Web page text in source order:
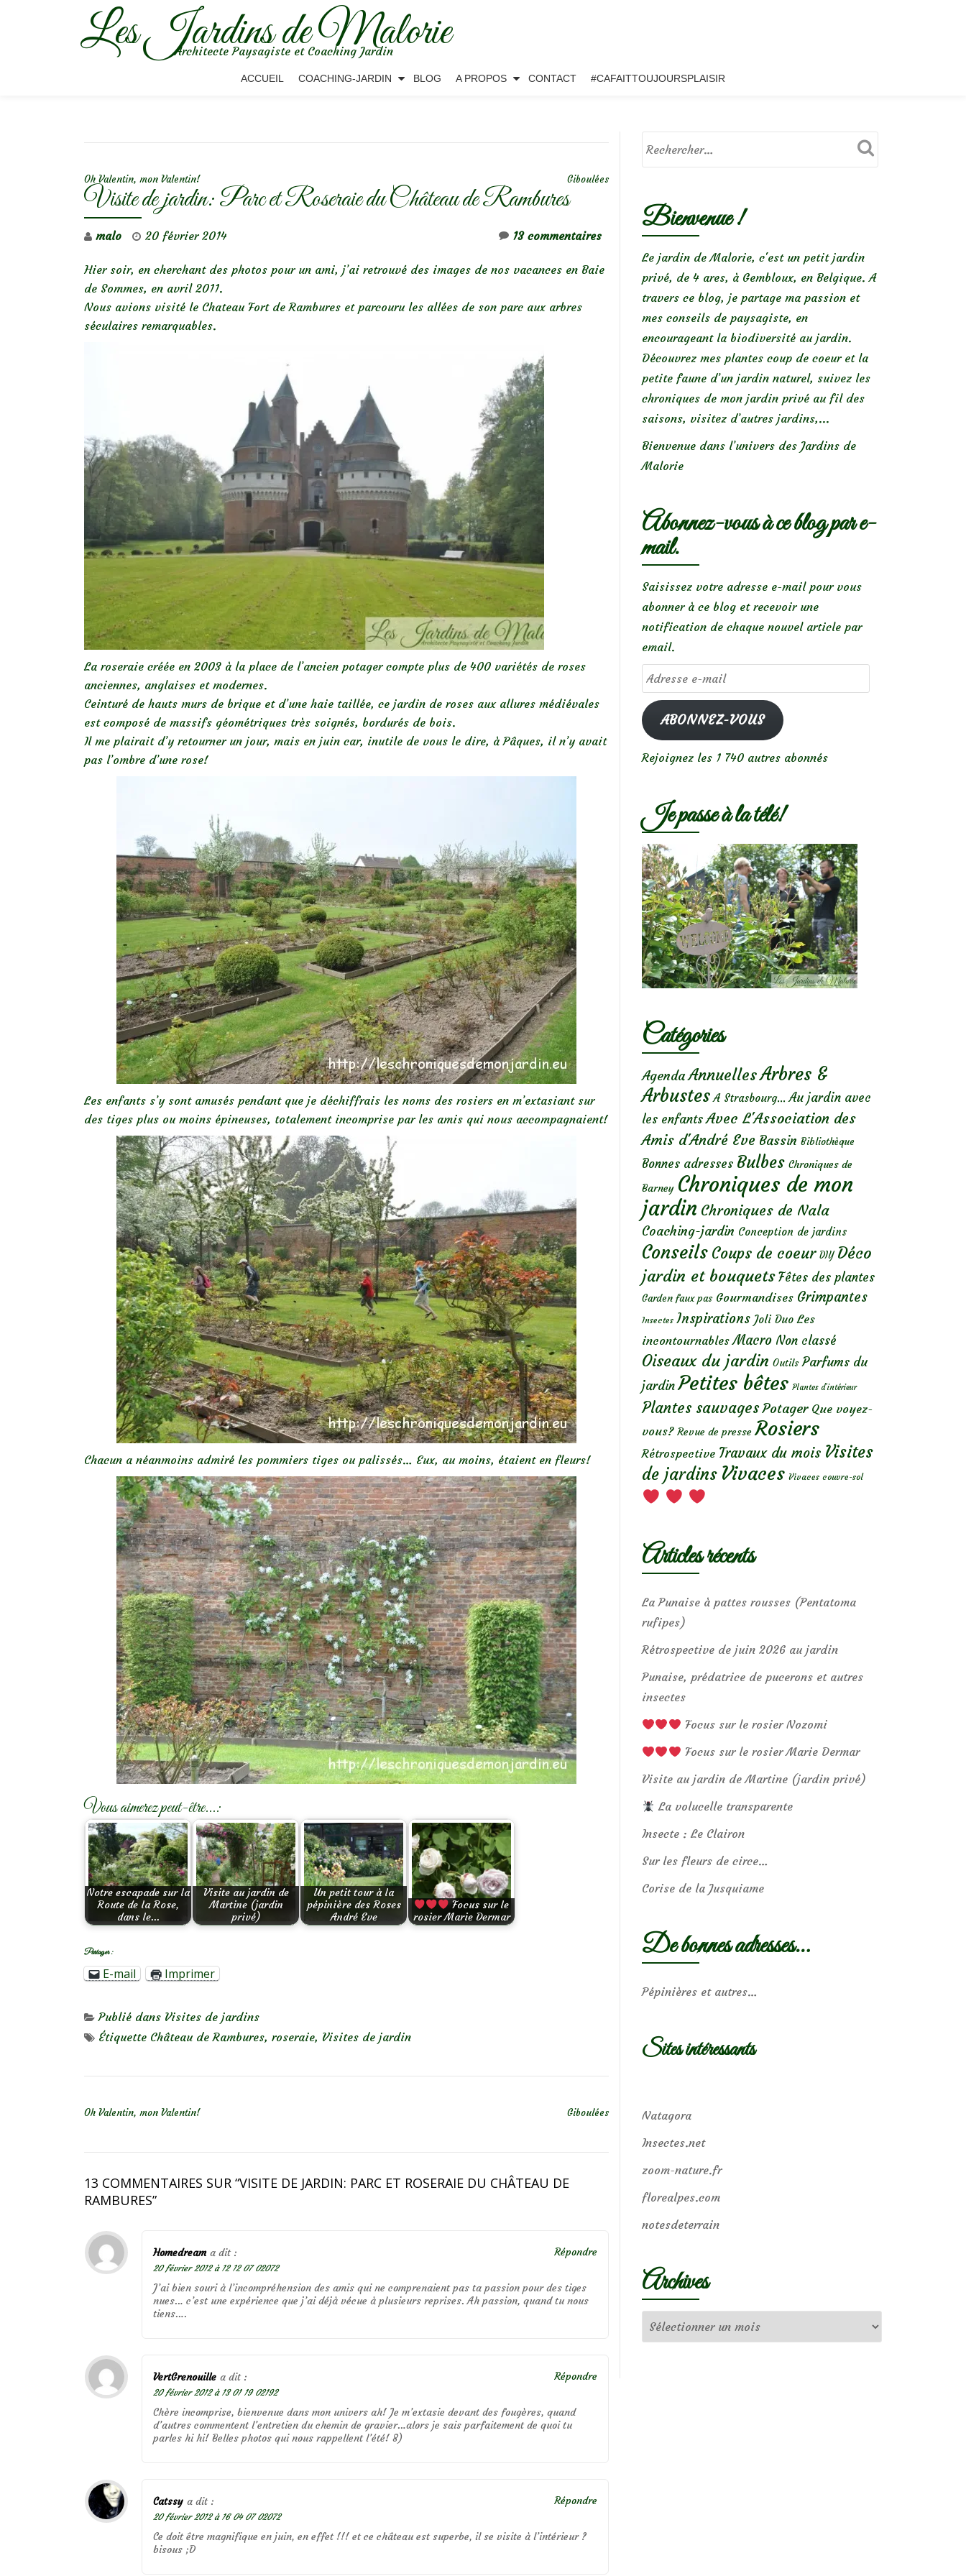
Les Jardins de Malorie
Architecte Paysagiste et Coaching Jardin
ACCUEIL COACHING-JARDIN BLOG A PROPOS CONTACT #CAFAITTOUJOURSPLAISIR
Oh Valentin, mon Valentin! Giboulées
Visite de jardin: Parc et Roseraie du Château de Rambures
malo 20 février 2014 13 commentaires
Hier soir, en cherchant des photos pour un ami, j’ai retrouvé des images de nos vacances en Baie
de Sommes, en avril 2011.
Nous avions visité le Chateau Fort de Rambures et parcouru les allées de son parc aux arbres
séculaires remarquables.
La roseraie créée en 2003 à la place de l’ancien potager compte plus de 400 variétés de roses
anciennes, anglaises et modernes.
Ceinturé de hauts murs de brique et d’une haie taillée, ce jardin de roses aux allures médiévales
est composé de massifs géométriques très soignés, bordurés de bois.
Il me plairait d’y retourner un jour, mais en juin car, inutile de vous le dire, à Pâques, il n’y avait
pas l’ombre d’une rose!
Les enfants s’y sont amusés pendant que je déchiffrais les noms des rosiers en m’extasiant sur
des tiges plus ou moins épineuses, totalement incomprise par les amis qui nous accompagnaient!
Chacun a néanmoins admiré les pommiers tiges ou palissés… Eux, au moins, étaient en fleurs!
Vous aimerez peut-être...:
Notre escapade sur la
Route de la Rose,
dans le…
Visite au jardin de
Martine (jardin
privé)
Un petit tour à la
pépinière des Roses
André Eve
Focus sur le
rosier Marie Dermar
Partager :
E-mail Imprimer
Publié dans Visites de jardins
Étiquette Château de Rambures, roseraie, Visites de jardin
Oh Valentin, mon Valentin! Giboulées
13 COMMENTAIRES SUR “VISITE DE JARDIN: PARC ET ROSERAIE DU CHÂTEAU DE
RAMBURES”
Homedream a dit :
20 février 2012 à 12 12 07 02072
J’ai bien souri à l’incompréhension des amis qui ne comprenaient pas ta passion pour des tiges
nues… c’est une expérience que j’ai déjà vécue à plusieurs reprises. Ah passion, quand tu nous
tiens….
Répondre
VertGrenouille a dit :
20 février 2012 à 13 01 19 02192
Chère incomprise, bienvenue dans mon univers ah! Je m’extasie devant des fougères, quand
d’autres commentent l’entretien du chemin de gravier…alors je sais parfaitement de quoi tu
parles hi hi! Belles photos qui nous rappellent l’été! 8)
Répondre
Catssy a dit :
20 février 2012 à 16 04 07 02072
Ce doit être magnifique en juin, en effet !!! et ce château est superbe, il se visite à l’intérieur ?
bisous ;D
Répondre
Bienvenue !
Le jardin de Malorie, c'est un petit jardin
privé, de 4 ares, à Gembloux, en Belgique. A
travers ce blog, je partage ma passion et
mes conseils de paysagiste, en
encourageant la biodiversité au jardin.
Découvrez mes plantes coup de coeur et la
petite faune d’un jardin naturel, suivez les
chroniques de mon jardin privé au fil des
saisons, visitez d’autres jardins,...
Bienvenue dans l’univers des Jardins de
Malorie
Abonnez-vous à ce blog par e-
mail.
Saisissez votre adresse e-mail pour vous
abonner à ce blog et recevoir une
notification de chaque nouvel article par
email.
Adresse
e-
mailABONNEZ-VOUS
Rejoignez les 1 740 autres abonnés
Je passe à la télé!
Catégories
Agenda AnnuellesArbres &
Arbustes A Strasbourg... Au jardin avec
les enfants Avec L'Association des
Amis d'André Eve Bassin Bibliothèque
Bonnes adresses Bulbes Chroniques de
Barney Chroniques de mon
jardin Chroniques de Nala
Coaching-jardin Conception de jardins
Conseils Coups de coeur DIY Déco
jardin et bouquets Fêtes des plantes
Garden faux pas Gourmandises Grimpantes
Insectes Inspirations Joli Duo Les
incontournables Macro Non classé
Oiseaux du jardin Outils Parfums du
jardin Petites bêtes Plantes d’intérieur
Plantes sauvages Potager Que voyez-
vous? Revue de presse Rosiers
Rétrospective Travaux du mois Visites
de jardins Vivaces Vivaces couvre-sol
Articles récents
La Punaise à pattes rousses (Pentatoma
rufipes)
Rétrospective de juin 2026 au jardin
Punaise, prédatrice de pucerons et autres
insectes
Focus sur le rosier Nozomi
Focus sur le rosier Marie Dermar
Visite au jardin de Martine (jardin privé)
La volucelle transparente
Insecte : Le Clairon
Sur les fleurs de circe…
Corise de la Jusquiame
De bonnes adresses…
Pépinières et autres…
Sites intéressants
Natagora
Insectes.net
zoom-nature.fr
florealpes.com
notesdeterrain
Archives
Archives